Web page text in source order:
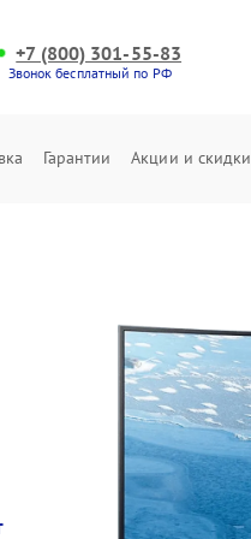
+7 (800) 301-55-83
Звонок бесплатный по РФ
Гарантии Акции и скидки